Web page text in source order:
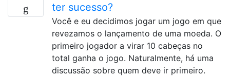
ter sucesso?
Você e eu decidimos jogar um jogo em que
revezamos o lançamento de uma moeda. O
primeiro jogador a virar 10 cabeças no
total ganha o jogo. Naturalmente, há uma
discussão sobre quem deve ir primeiro.